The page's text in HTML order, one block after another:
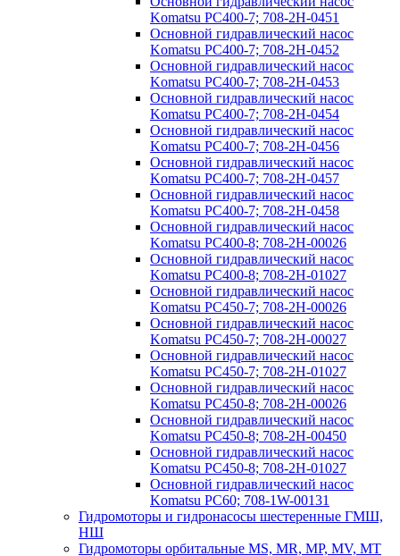
Komatsu PC400-7; 708-2H-0451
Основной гидравлический насос
Komatsu PC400-7; 708-2H-0452
Основной гидравлический насос
Komatsu PC400-7; 708-2H-0453
Основной гидравлический насос
Komatsu PC400-7; 708-2H-0454
Основной гидравлический насос
Komatsu PC400-7; 708-2H-0456
Основной гидравлический насос
Komatsu PC400-7; 708-2H-0457
Основной гидравлический насос
Komatsu PC400-7; 708-2H-0458
Основной гидравлический насос
Komatsu PC400-8; 708-2H-00026
Основной гидравлический насос
Komatsu PC400-8; 708-2H-01027
Основной гидравлический насос
Komatsu PC450-7; 708-2H-00026
Основной гидравлический насос
Komatsu PC450-7; 708-2H-00027
Основной гидравлический насос
Komatsu PC450-7; 708-2H-01027
Основной гидравлический насос
Komatsu PC450-8; 708-2H-00026
Основной гидравлический насос
Komatsu PC450-8; 708-2H-00450
Основной гидравлический насос
Komatsu PC450-8; 708-2H-01027
Основной гидравлический насос
Komatsu PC60; 708-1W-00131
Гидромоторы и гидронасосы шестеренные ГМШ,
НШ
Гидромоторы орбитальные MS, MR, MP, MV, MT